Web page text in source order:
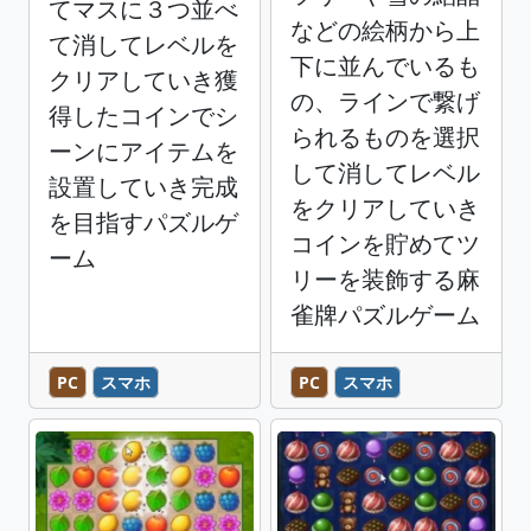
てマスに３つ並べ
て消してレベルを
クリアしていき獲
得したコインでシ
ーンにアイテムを
設置していき完成
を目指すパズルゲ
ーム
PC スマホ
などの絵柄から上
下に並んでいるも
の、ラインで繋げ
られるものを選択
して消してレベル
をクリアしていき
コインを貯めてツ
リーを装飾する麻
雀牌パズルゲーム
PC スマホ